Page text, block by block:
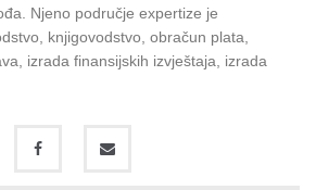
Njeno područje expertize je
knjigovodstvo, obračun plata,
izrada finansijskih izvještaja, izrada